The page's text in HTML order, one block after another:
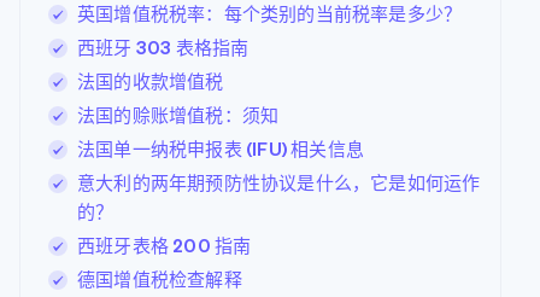
英国增值税税率：每个类别的当前税率是多少？
西班牙 303 表格指南
法国的收款增值税
法国的赊账增值税：须知
法国单一纳税申报表 (IFU) 相关信息
意大利的两年期预防性协议是什么，它是如何运作
的？
西班牙表格 200 指南
德国增值税检查解释